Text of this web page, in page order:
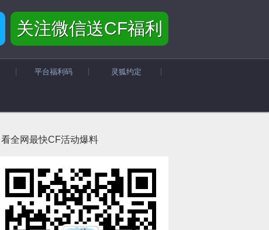
关注微信送CF福利
平台福利码 灵狐约定
看全网最快CF活动爆料